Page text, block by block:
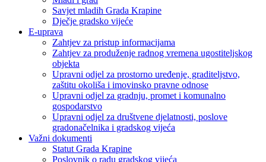
Savjet mladih Grada Krapine
Dječje gradsko vijeće
E-uprava
Zahtjev za pristup informacijama
Zahtjev za produženje radnog vremena ugostiteljskog
objekta
Upravni odjel za prostorno uređenje, graditeljstvo,
zaštitu okoliša i imovinsko pravne odnose
Upravni odjel za gradnju, promet i komunalno
gospodarstvo
Upravni odjel za društvene djelatnosti, poslove
gradonačelnika i gradskog vijeća
Važni dokumenti
Statut Grada Krapine
Poslovnik o radu gradskog vijeća